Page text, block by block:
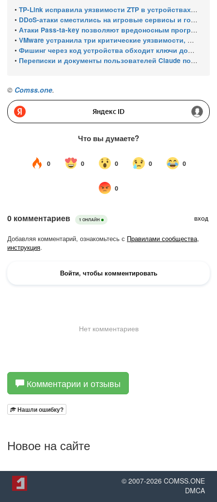
• TP-Link исправила уязвимости ZTP в устройствах Omada
• DDoS-атаки сместились на игровые сервисы и госсектор, а каждая третья длится дольше суток
• Атаки Pass-ta-key позволяют вредоносным программам похищать синхронизированные ключи доступа Google
• VMware устранила три критические уязвимости, позволяющие обходить аутентификацию и выходить из виртуальной машины
• Фишинг через код устройства обходит ключи доступа Microsoft
• Переписки и документы пользователей Claude попали в поиск Google из-за публичных ссылок
© Comss.one.
Комментарии и отзывы
Нашли ошибку?
Новое на сайте
© 2007-2026 COMSS.ONE
DMCA